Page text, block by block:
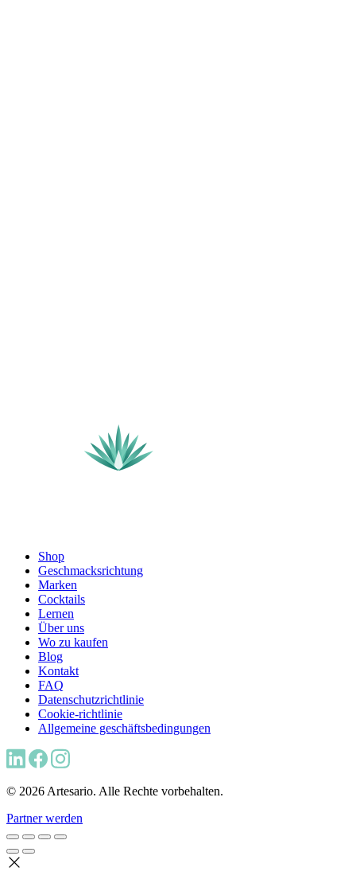
Shop
Geschmacksrichtung
Marken
Cocktails
Lernen
Über uns
Wo zu kaufen
Blog
Kontakt
FAQ
Datenschutzrichtlinie
Cookie-richtlinie
Allgemeine geschäftsbedingungen
© 2026 Artesario. Alle Rechte vorbehalten.
Partner werden